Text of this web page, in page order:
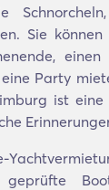
Sie
Party
ist
geprüfte